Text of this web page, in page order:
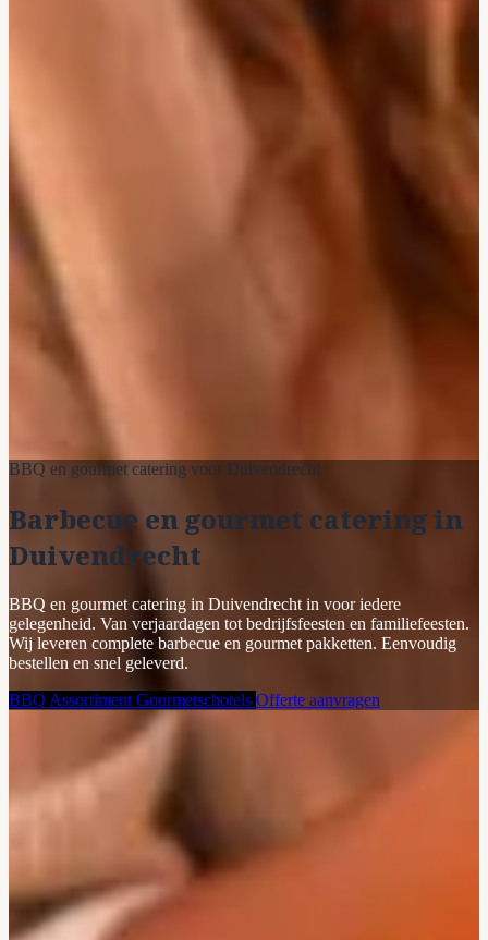
BBQ en gourmet catering voor Duivendrecht
Barbecue en gourmet catering in
Duivendrecht
BBQ en gourmet catering in Duivendrecht in voor iedere
gelegenheid. Van verjaardagen tot bedrijfsfeesten en familiefeesten.
Wij leveren complete barbecue en gourmet pakketten. Eenvoudig
bestellen en snel geleverd.
BBQ Assortiment Gourmetschotels Offerte aanvragen